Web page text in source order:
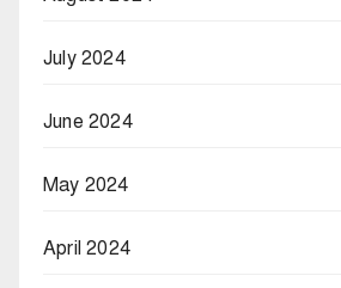
July 2024
June 2024
May 2024
April 2024